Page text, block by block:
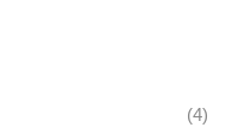
(4)